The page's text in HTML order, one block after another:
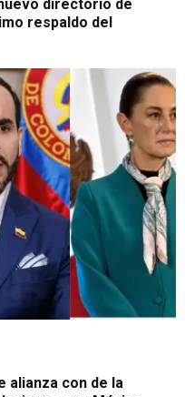
directorio de
respaldo del
alianza con de la